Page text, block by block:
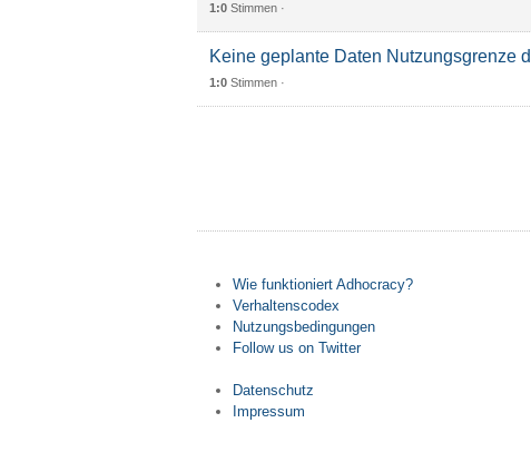
1:0Stimmen ·
Keine geplante Daten Nutzungsgrenze
1:0Stimmen ·
Wie funktioniert Adhocracy?
Verhaltenscodex
Nutzungsbedingungen
Follow us on Twitter
Datenschutz
Impressum